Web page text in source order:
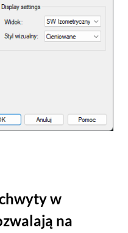
w
na